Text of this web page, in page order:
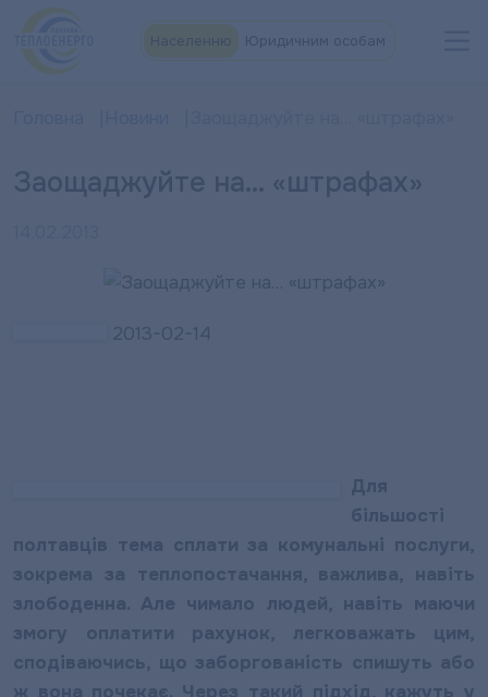
Юридичним особам
Заощаджуйте на… «штрафах»
2013-02-14
Для
більшості
полтавців тема сплати за комунальні послуги,
зокрема за теплопостачання, важлива, навіть
злободенна. Але чимало людей, навіть маючи
змогу оплатити рахунок, легковажать цим,
сподіваючись, що заборгованість спишуть або
ж вона почекає. Через такий підхід, кажуть у